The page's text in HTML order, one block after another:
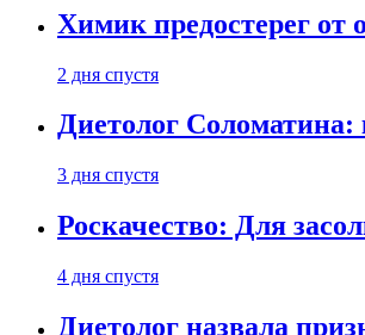
Химик предостерег от
2 дня спустя
Диетолог
3 дня спустя
Роскачество: Для
4 дня спустя
Диетолог назвала